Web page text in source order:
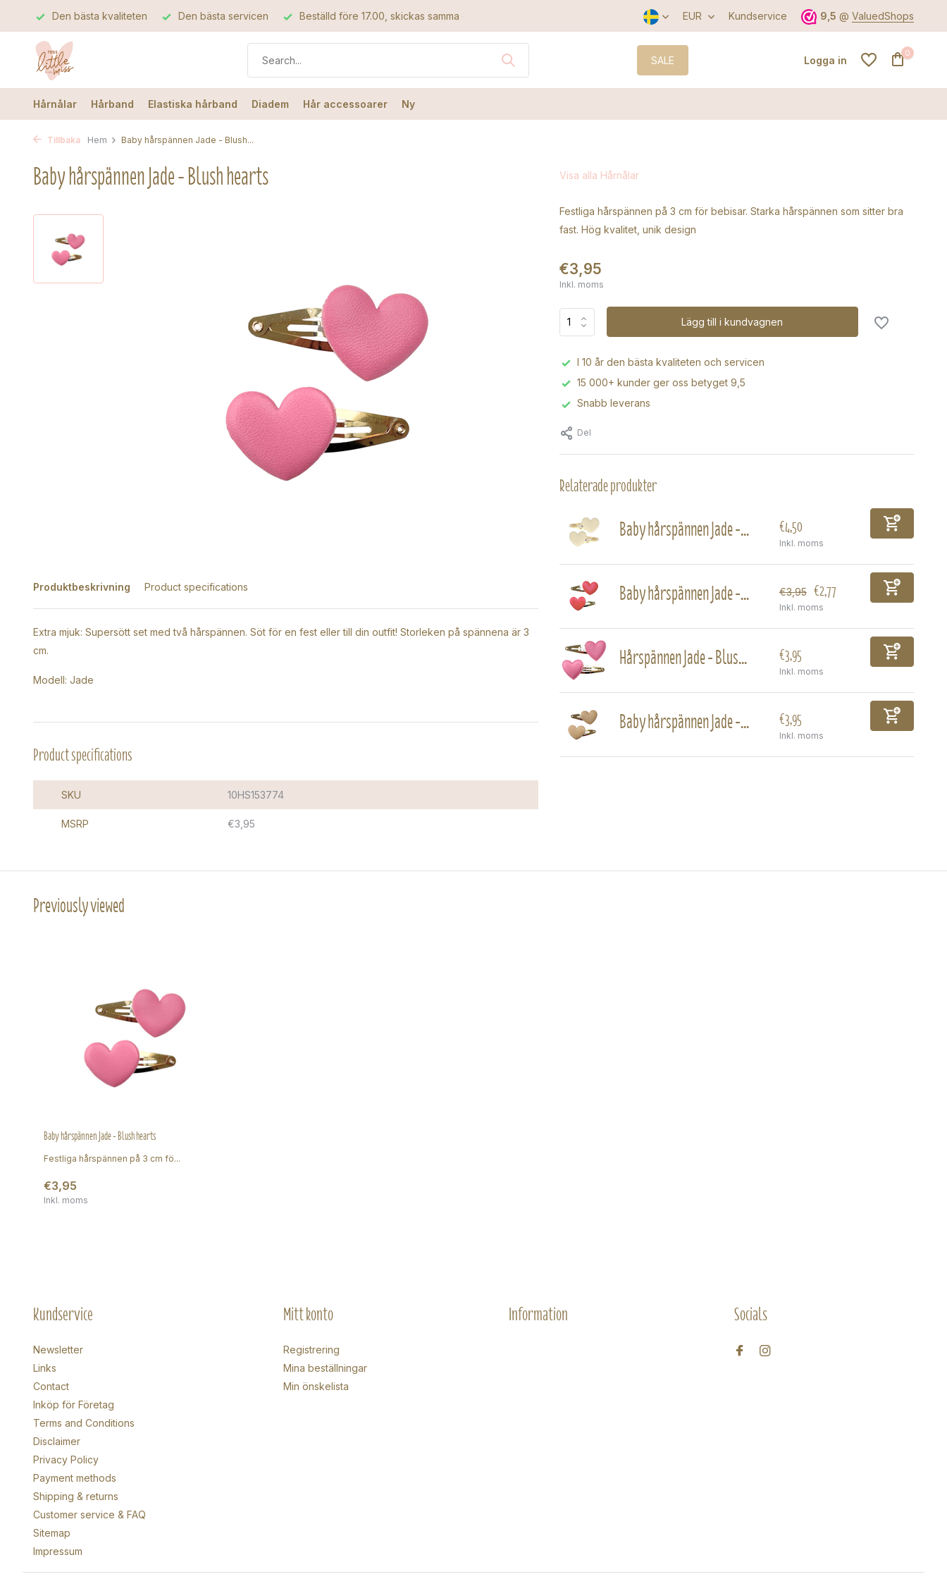
Den bästa kvaliteten Den bästa servicen Beställd före 17.00, skickas samma dag EUR Kundservice 9,5 @ ValuedShops
SALE Logga in
0
Hårnålar Hårband Elastiska hårband Diadem Hår accessoarer Ny
Tillbaka Hem Baby hårspännen Jade - Blush...
Baby hårspännen Jade - Blush hearts
Produktbeskrivning Product specifications
Extra mjuk: Supersött set med två hårspännen. Söt för en fest eller till din outfit! Storleken på spännena är 3
cm.
Modell: Jade
Product specifications
SKU 10HS153774
MSRP €3,95
Visa alla Hårnålar
Festliga hårspännen på 3 cm för bebisar. Starka hårspännen som sitter bra
fast. Hög kvalitet, unik design
€3,95
Inkl. moms
Lägg till i kundvagnen
I 10 år den bästa kvaliteten och servicen
15 000+ kunder ger oss betyget 9,5
Snabb leverans
Del
Relaterade produkter
Baby hårspännen Jade -... €4,50
Inkl. moms
Baby hårspännen Jade -... €3,95 €2,77
Inkl. moms
Hårspännen Jade - Blus... €3,95
Inkl. moms
Baby hårspännen Jade -... €3,95
Inkl. moms
Previously viewed
Baby hårspännen Jade - Blush hearts
Festliga hårspännen på 3 cm fö...
€3,95
Inkl. moms
Kundservice
Newsletter
Links
Contact
Inköp för Företag
Terms and Conditions
Disclaimer
Privacy Policy
Payment methods
Shipping & returns
Customer service & FAQ
Sitemap
Impressum
Mitt konto
Registrering
Mina beställningar
Min önskelista
Information Socials